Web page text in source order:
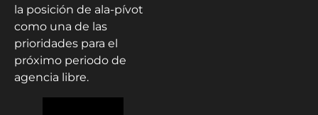
la posición de ala-pívot
como una de las
prioridades para el
próximo periodo de
agencia libre.